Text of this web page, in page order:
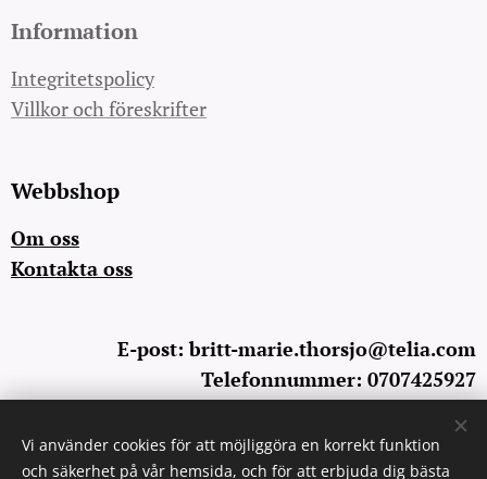
Information
Integritetspolicy
Villkor och föreskrifter
Webbshop
Om oss
Kontakta oss
E-post: britt-marie.thorsjo@telia.com
Telefonnummer: 0707425927
Cookies
Vi använder cookies för att möjliggöra en korrekt funktion
och säkerhet på vår hemsida, och för att erbjuda dig bästa